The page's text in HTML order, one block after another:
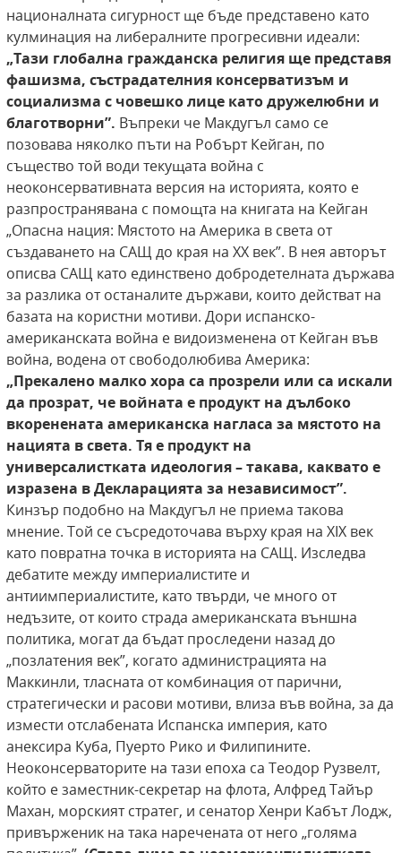
националната сигурност ще бъде представено като
кулминация на либералните прогресивни идеали:
„Тази глобална гражданска религия ще представя
фашизма, състрадателния консерватизъм и
социализма с човешко лице катодружелюбни и
благотворни”. Въпреки че Макдугъл само се
позовава няколко пъти на Робърт Кейган, по
същество той води текущата война с
неоконсервативната версия на историята, която е
разпространявана с помощта на книгата на Кейган
„Опасна нация: Мястото на Америка в света от
създаването на САЩ до края на ХХ век”. В нея авторът
описва САЩ като единствено добродетелната държава
за разлика от останалите държави, които действат на
базата на користни мотиви. Дори испанско-
американската война е видоизменена от Кейган във
война, водена от свободолюбива Америка:
„Прекалено малко хора са прозрели или са искали
да прозрат, че войната е продукт на дълбоко
вкоренената американска нагласа за мястото на
нацията в света. Тяе продукт на
универсалистката идеология –такава, каквато е
изразена в Декларацията за независимост”.
Кинзър подобно на Макдугъл не приема такова
мнение. Той се съсредоточава върху края на ХІХ век
като повратна точка в историята на САЩ. Изследва
дебатите между империалистите и
антиимпериалистите, като твърди, че много от
недъзите, от които страда американската външна
политика, могат да бъдат проследени назад до
„позлатения век”, когато администрацията на
Маккинли, тласната от комбинация от парични,
стратегически и расови мотиви, влиза във война, за да
измести отслабената Испанска империя, като
анексира Куба, Пуерто Рико и Филипините.
Неоконсерваторите на тази епоха са Теодор Рузвелт,
който е заместник-секретар на флота, Алфред Тайър
Махан, морският стратег, и сенатор Хенри Кабът Лодж,
привърженик на така наречената от него „голяма